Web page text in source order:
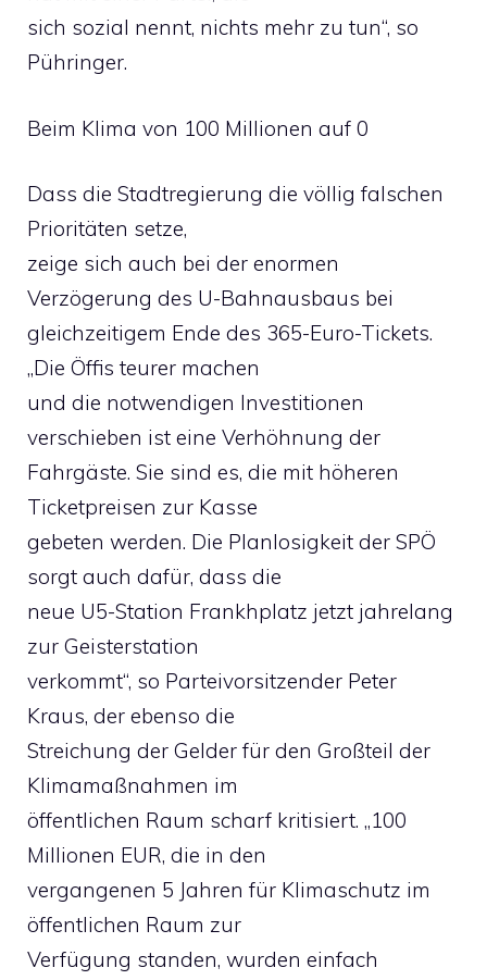
sich sozial nennt, nichts mehr zu tun“, so
Pühringer.
Beim Klima von 100 Millionen auf 0
Dass die Stadtregierung die völlig falschen
Prioritäten setze,
zeige sich auch bei der enormen
Verzögerung des U-Bahnausbaus bei
gleichzeitigem Ende des 365-Euro-Tickets.
„Die Öffis teurer machen
und die notwendigen Investitionen
verschieben ist eine Verhöhnung der
Fahrgäste. Sie sind es, die mit höheren
Ticketpreisen zur Kasse
gebeten werden. Die Planlosigkeit der SPÖ
sorgt auch dafür, dass die
neue U5-Station Frankhplatz jetzt jahrelang
zur Geisterstation
verkommt“, so Parteivorsitzender Peter
Kraus, der ebenso die
Streichung der Gelder für den Großteil der
Klimamaßnahmen im
öffentlichen Raum scharf kritisiert. „100
Millionen EUR, die in den
vergangenen 5 Jahren für Klimaschutz im
öffentlichen Raum zur
Verfügung standen, wurden einfach